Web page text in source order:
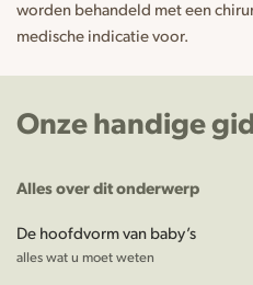
worden behandeld met een
medische indicatie voor.
Onze handige
Alles over dit onderwerp
De hoofdvorm van baby’s
alles wat u moet weten